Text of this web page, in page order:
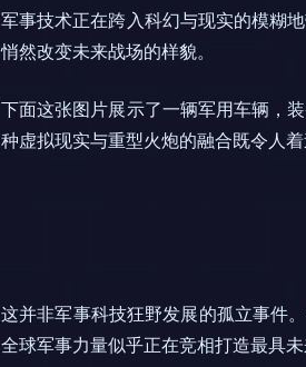
军事技术正在跨入科幻与现实的模糊
悄然改变未来战场的样貌。
下面这张图片展示了一辆军用车辆，
种虚拟现实与重型火炮的融合既令人着
这并非军事科技狂野发展的孤立事件
全球军事力量似乎正在竞相打造最具未